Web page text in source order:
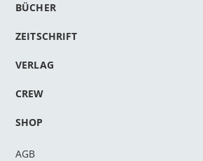
BÜCHER
ZEITSCHRIFT
VERLAG
CREW
SHOP
AGB